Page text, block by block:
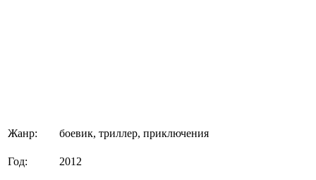
Жанр: боевик, триллер, приключения
Год: 2012